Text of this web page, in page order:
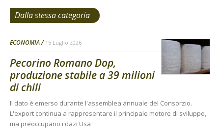
Dalla stessa categoria
ECONOMIA 15 Luglio 2026
Pecorino Romano Dop,
produzione stabile a 39 milioni
di chili
Il dato è emerso durante l'assemblea annuale del Consorzio.
L'export continua a rappresentare il principale motore di sviluppo,
ma preoccupano i dazi Usa